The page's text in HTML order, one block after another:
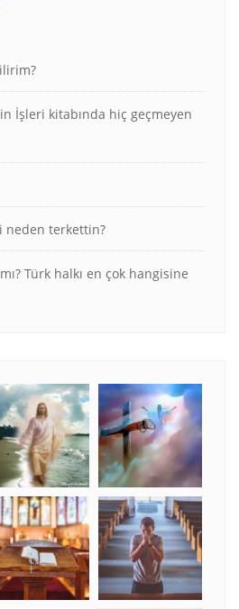
İşleri kitabında hiç geçmeyen
neden terkettin?
Türk halkı en çok hangisine